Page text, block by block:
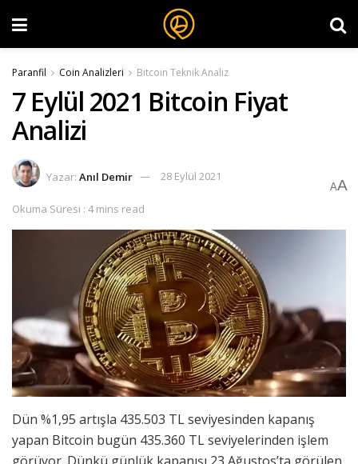
Paranfil Coin Analizleri Bitcoin Teknik Analiz
7 Eylül 2021 Bitcoin Fiyat
Analizi
Yazar: Anıl Demir 28 Eylül 2021
Okuma Süresi : 4 mins read
AA
Dün %1,95 artışla 435.503 TL seviyesinden kapanış
yapan Bitcoin bugün 435.360 TL seviyelerinden işlem